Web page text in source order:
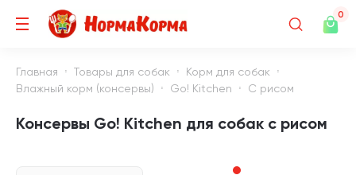
0
Главная Товары для собак
Корм для собак
Влажный корм (консервы)
Go! Kitchen С рисом
Консервы Go! Kitchen для собак с рисом